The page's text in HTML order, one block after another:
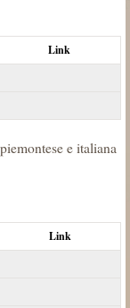
Link
e italiana
Link